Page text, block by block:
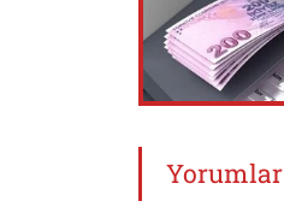
Yorumlar